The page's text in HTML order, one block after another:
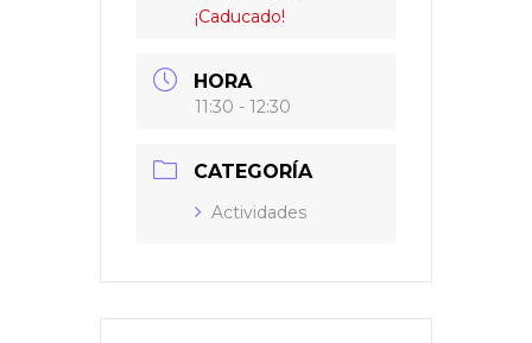
¡Caducado!
HORA
11:30 - 12:30
CATEGORÍA
Actividades